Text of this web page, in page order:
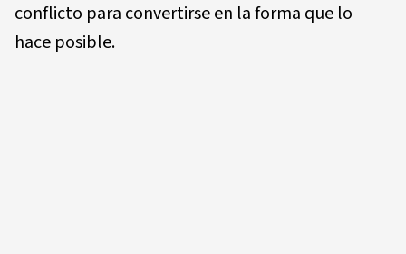
conflicto para convertirse en la forma que lo
hace posible.